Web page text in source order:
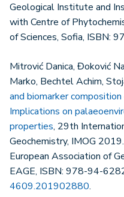
Geological Institute and
with Centre of
of Sciences, Sofia, ISBN:
Mitrović Danica, Đoković
Marko, Bechtel Achim,
and biomarker
Implications on
properties, 29th
Geochemistry, IMOG 2019.
European Association of
EAGE, ISBN: 978-94-
4609.201902880.